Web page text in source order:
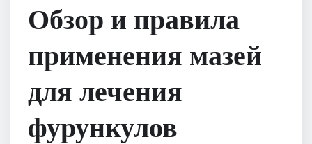
Обзор и правила
применения мазей
для лечения
фурункулов